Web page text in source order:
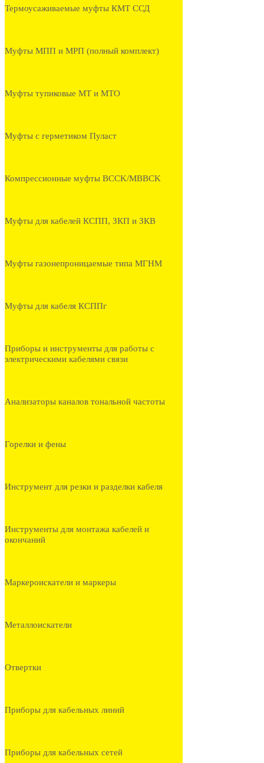
Термоусаживаемые муфты КМТ ССД
Муфты МПП и МРП (полный комплект)
Муфты тупиковые МТ и МТО
Муфты с герметиком Пуласт
Компрессионные муфты BCCK/MBBCK
Муфты для кабелей КСПП, ЗКП и ЗКВ
Муфты газонепроницаемые типа МГНМ
Муфты для кабеля КСППг
Приборы и инструменты для работы с
электрическими кабелями связи
Анализаторы каналов тональной частоты
Горелки и фены
Инструмент для резки и разделки кабеля
Инструменты для монтажа кабелей и
окончаний
Маркероискатели и маркеры
Металлоискатели
Отвертки
Приборы для кабельных линий
Приборы для кабельных сетей